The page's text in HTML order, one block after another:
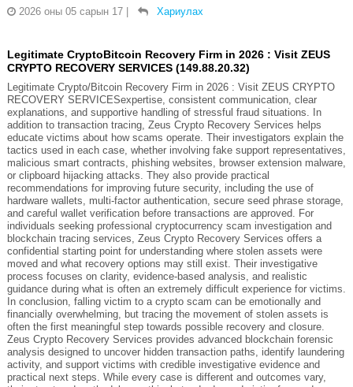
2026 оны 05 сарын 17
Хариулах
Legitimate CryptoBitcoin Recovery Firm in 2026 : Visit ZEUS
CRYPTO RECOVERY SERVICES (149.88.20.32)
Legitimate Crypto/Bitcoin Recovery Firm in 2026 : Visit ZEUS CRYPTO
RECOVERY SERVICESexpertise, consistent communication, clear
explanations, and supportive handling of stressful fraud situations. In
addition to transaction tracing, Zeus Crypto Recovery Services helps
educate victims about how scams operate. Their investigators explain the
tactics used in each case, whether involving fake support representatives,
malicious smart contracts, phishing websites, browser extension malware,
or clipboard hijacking attacks. They also provide practical
recommendations for improving future security, including the use of
hardware wallets, multi-factor authentication, secure seed phrase storage,
and careful wallet verification before transactions are approved. For
individuals seeking professional cryptocurrency scam investigation and
blockchain tracing services, Zeus Crypto Recovery Services offers a
confidential starting point for understanding where stolen assets were
moved and what recovery options may still exist. Their investigative
process focuses on clarity, evidence-based analysis, and realistic
guidance during what is often an extremely difficult experience for victims.
In conclusion, falling victim to a crypto scam can be emotionally and
financially overwhelming, but tracing the movement of stolen assets is
often the first meaningful step towards possible recovery and closure.
Zeus Crypto Recovery Services provides advanced blockchain forensic
analysis designed to uncover hidden transaction paths, identify laundering
activity, and support victims with credible investigative evidence and
practical next steps. While every case is different and outcomes vary,